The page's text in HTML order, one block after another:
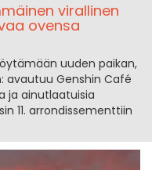
virallinen
ovensa
uuden paikan,
avautuu Genshin Café
ja ainutlaatuisia
11. arrondissementtiin